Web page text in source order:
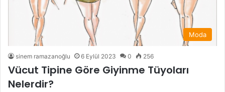
Moda
sinem ramazanoğlu 6 Eylül 2023 0 256
Vücut Tipine Göre Giyinme Tüyoları
Nelerdir?